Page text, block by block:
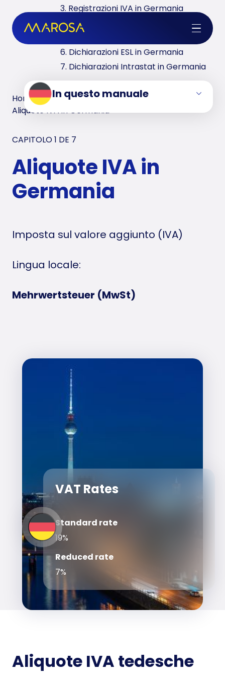
Home/Manuali IVA/Germania/
Aliquote IVA in Germania
CAPITOLO 1 DE 7
Aliquote IVA in
Germania
Imposta sul valore aggiunto (IVA)
Lingua locale:
Mehrwertsteuer (MwSt)
VAT Rates
Standard rate
19%
Reduced rate
7%
In questo manuale
3. Registrazioni IVA in Germania
4. Inversione contabile in Germania
6. Dichiarazioni ESL in Germania
7. Dichiarazioni Intrastat in Germania
Aliquote IVA tedesche